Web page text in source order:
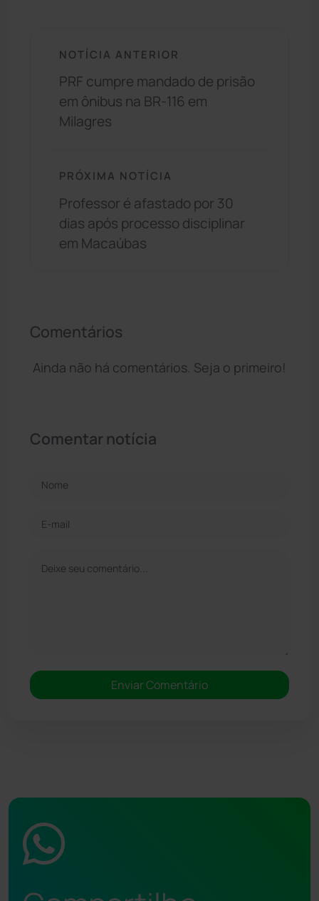
NOTÍCIA ANTERIOR
PRF cumpre mandado de prisão
em ônibus na BR-116 em
Milagres
PRÓXIMA NOTÍCIA
Professor é afastado por 30
dias após processo disciplinar
em Macaúbas
Comentários
Ainda não há comentários. Seja o primeiro!
Comentar notícia